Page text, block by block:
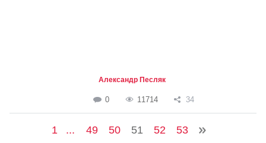
Александр Песляк
0 11714 34
1 ... 49 50 51 52 53